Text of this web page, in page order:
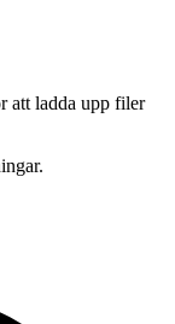
att ladda upp filer